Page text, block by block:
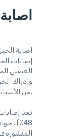
اصابة
إصابات
العصبي
وإدراك
من الأسباب ، فقد يؤدي ذلك إلى فقدان حسي في الجسم ، وفقدان كامل أو جزئي للحركة ، مثل الشلل.